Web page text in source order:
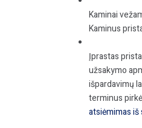
Kaminas
Ø200+V
kompl.
Kaminai
Kaminus
Įprastas
užsakymo
išpardavimų
terminus
atsiėmimas iš